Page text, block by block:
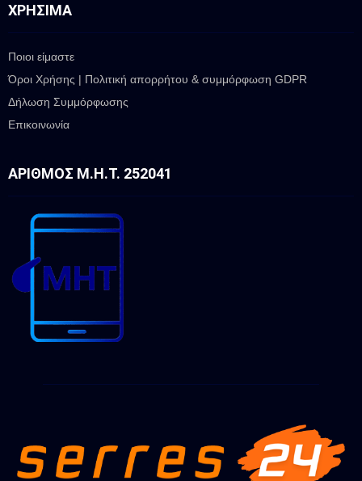
ΧΡΉΣΙΜΑ
Ποιοι είμαστε
Όροι Χρήσης | Πολιτική απορρήτου & συμμόρφωση GDPR
Δήλωση Συμμόρφωσης
Επικοινωνία
ΑΡΙΘΜΌΣ Μ.Η.Τ. 252041